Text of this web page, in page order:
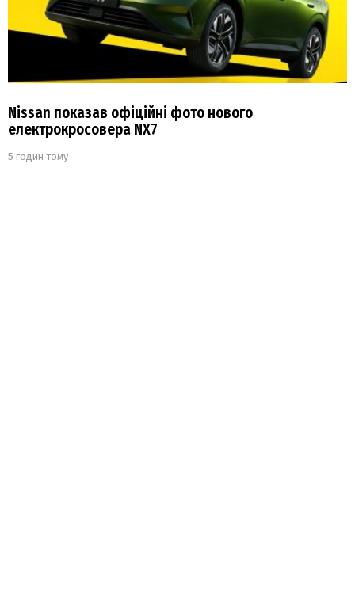
Nissan показав офіційні фото нового
електрокросовера NX7
5 годин тому